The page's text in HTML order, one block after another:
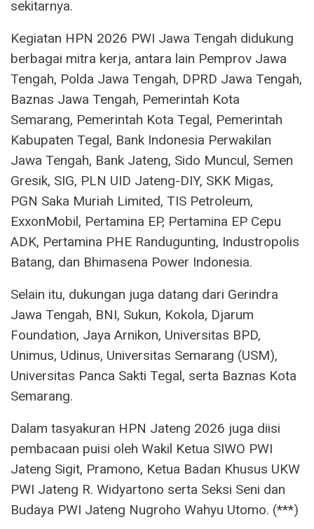
sekitarnya.
Kegiatan HPN 2026 PWI Jawa Tengah didukung
berbagai mitra kerja, antara lain Pemprov Jawa
Tengah, Polda Jawa Tengah, DPRD Jawa Tengah,
Baznas Jawa Tengah, Pemerintah Kota
Semarang, Pemerintah Kota Tegal, Pemerintah
Kabupaten Tegal, Bank Indonesia Perwakilan
Jawa Tengah, Bank Jateng, Sido Muncul, Semen
Gresik, SIG, PLN UID Jateng-DIY, SKK Migas,
PGN Saka Muriah Limited, TIS Petroleum,
ExxonMobil, Pertamina EP, Pertamina EP Cepu
ADK, Pertamina PHE Randugunting, Industropolis
Batang, dan Bhimasena Power Indonesia.
Selain itu, dukungan juga datang dari Gerindra
Jawa Tengah, BNI, Sukun, Kokola, Djarum
Foundation, Jaya Arnikon, Universitas BPD,
Unimus, Udinus, Universitas Semarang (USM),
Universitas Panca Sakti Tegal, serta Baznas Kota
Semarang.
Dalam tasyakuran HPN Jateng 2026 juga diisi
pembacaan puisi oleh Wakil Ketua SIWO PWI
Jateng Sigit, Pramono, Ketua Badan Khusus UKW
PWI Jateng R. Widyartono serta Seksi Seni dan
Budaya PWI Jateng Nugroho Wahyu Utomo. (***)